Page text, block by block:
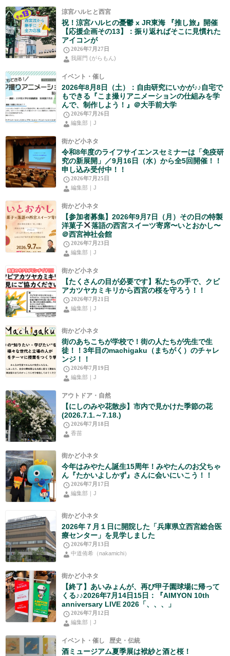
涼宮ハルヒと西宮
祝！涼宮ハルヒの憂鬱 x JR東海 『推し旅』開催
【応援企画その13】：振り返ればそこに見慣れた
アイコンが
2026年7月27日
我羅門 (がらもん)
イベント・催し
2026年8月8日（土）：自由研究にいかが♪♪自宅で
もできる『こま撮りアニメーションの仕組みを学
んで、制作しよう！』＠大手前大学
2026年7月26日
編集部｜J
街かど小ネタ
令和8年度のライフサイエンスセミナーは「免疫研
究の新展開」／9月16日（水）から全5回開催！！
申し込み受付中！！
2026年7月25日
編集部｜J
街かど小ネタ
【参加者募集】2026年9月7日（月）その日の特製
洋菓子
落語の西宮スイーツ寄席〜いとおかし〜
＠西宮神社会館
2026年7月23日
編集部｜J
街かど小ネタ
【たくさんの目が必要です】私たちの手で、クビ
アカツヤカミキリから西宮の桜を守ろう！！
2026年7月21日
編集部｜J
街かど小ネタ
街のあちこちが学校で！街の人たちが先生で生
徒！！3年目のmachigaku（まちがく）のチャレ
ンジ！！
2026年7月19日
編集部｜J
アウトドア・自然
【にしのみや花散歩】市内で見かけた季節の花
(2026.7.1.～7.18.)
2026年7月18日
香苗
街かど小ネタ
今年はみやたん誕生15周年！みやたんのお父ちゃ
ん『たかいよしかず』さんに会いにいこう！！
2026年7月17日
編集部｜J
街かど小ネタ
2026年７月１日に開院した「兵庫県立西宮総合医
療センター」を見学しました
2026年7月13日
中道侑希（nakamichi）
街かど小ネタ
【終了】あいみょんが、再び甲子園球場に帰って
くる♪♪2026年7月14日15日：『AIMYON 10th
anniversary LIVE 2026「、、、」
2026年7月12日
編集部｜J
イベント・催し 歴史・伝統
酒ミュージアム夏季展は袱紗と酒と桜！